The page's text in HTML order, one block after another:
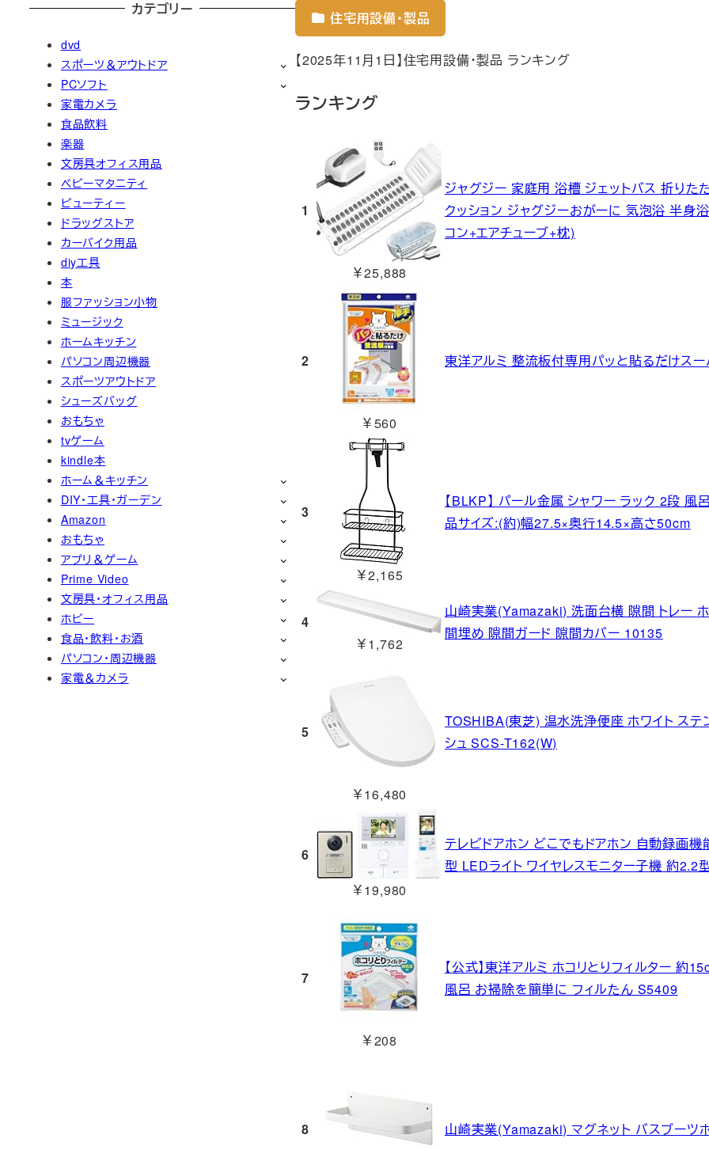
住宅用設備・製品
【2025年11月1日】住宅用設備・製品 ランキング
ランキング
1
￥25,888
ジャグジー 家庭用 浴槽 ジェットバス 折り
クッション ジャグジーおがーに 気泡浴 半身
コン+エアチューブ+枕)
2
￥560
東洋アルミ 整流板付専用パッと貼るだけス
3
￥2,165
【BLKP】 パール金属 シャワー ラック 2段
品サイズ:(約)幅27.5×奥行14.5×高さ50cm
4
￥1,762
山崎実業(Yamazaki) 洗面台横 隙間 トレー
間埋め 隙間ガード 隙間カバー 10135
5
￥16,480
TOSHIBA(東芝) 温水洗浄便座 ホワイト ステ
シュ SCS-T162(W)
6
￥19,980
テレビドアホン どこでもドアホン 自動録画
型 LEDライト ワイヤレスモニター子機 約
7
￥208
【公式】東洋アルミ ホコリとりフィルター
風呂 お掃除を簡単に フィルたん S5409
8 山崎実業(Yamazaki) マグネット バスブーツ
カテゴリー
dvd
スポーツ＆アウトドア
PCソフト
家電カメラ
食品飲料
楽器
文房具オフィス用品
ベビーマタニティ
ビューティー
ドラッグストア
カーバイク用品
diy工具
本
服ファッション小物
ミュージック
ホームキッチン
パソコン周辺機器
スポーツアウトドア
シューズバッグ
おもちゃ
tvゲーム
kindle本
ホーム＆キッチン
DIY・工具・ガーデン
Amazon
おもちゃ
アプリ＆ゲーム
Prime Video
文房具・オフィス用品
ホビー
食品・飲料・お酒
パソコン・周辺機器
家電＆カメラ